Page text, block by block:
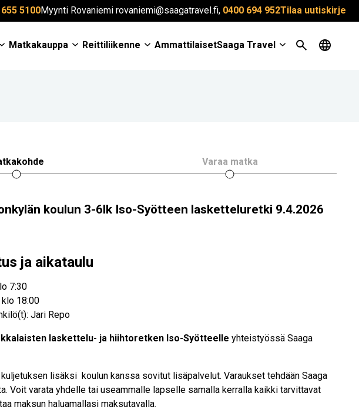
5100Myynti Rovaniemi rovaniemi@saagatravel.fi, 0400 694 952Tilaa uutiskirje
Matkakauppa Reittiliikenne AmmattilaisetSaaga Travel
Varaa matka
koulun 3-6lk Iso-Syötteen lasketteluretki 9.4.2026
ja aikataulu
7:30
klo 18:00
Jari Repo
laskettelu- ja hiihtoretken Iso-Syötteelle yhteistyössä Saaga
kuljetuksen lisäksi koulun kanssa sovitut lisäpalvelut. Varaukset tehdään Saaga
Voit varata yhdelle tai useammalle lapselle samalla kerralla kaikki tarvittavat
maksun haluamallasi maksutavalla.